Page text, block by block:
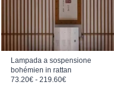
Lampada a sospensione
bohémien in rattan
73.20€ - 219.60€Fascia di prezzo: da 73.20€ a 219.60€